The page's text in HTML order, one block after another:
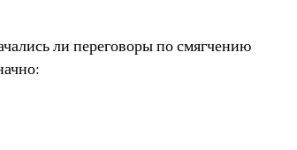
ли переговоры по смягчению